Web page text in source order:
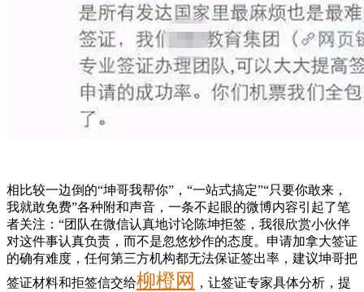
相比较一边倒的“坤哥我帮你”，“一站式搞定”“只要你敢来，
我就敢免费”各种附和声音，一条不起眼的微博内容引起了笔
者关注：“团队在微信认真地讨论陈坤拒签，我很欣赏小伙伴
对这件事认真负责，而不是忽悠炒作的态度。申请加拿大签证
的确有难度，任何第三方机构都无法保证签出率，建议坤哥把
签证材料和拒签信交给柳橙网
，让签证专家具体分析，提